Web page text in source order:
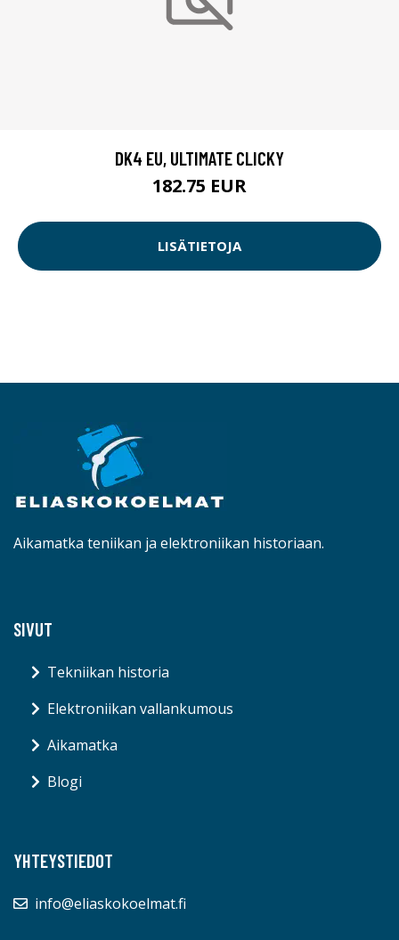
DK4 EU, ULTIMATE CLICKY
182.75 EUR
LISÄTIETOJA
Aikamatka teniikan ja elektroniikan historiaan.
SIVUT
Tekniikan historia
Elektroniikan vallankumous
Aikamatka
Blogi
YHTEYSTIEDOT
info@eliaskokoelmat.fi